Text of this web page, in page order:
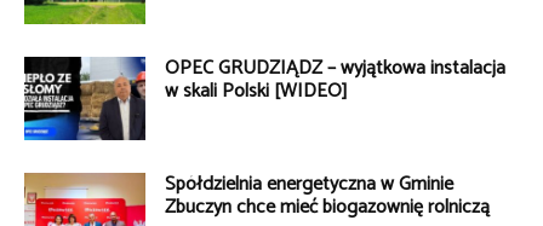
OPEC GRUDZIĄDZ – wyjątkowa instalacja
w skali Polski [WIDEO]
Spółdzielnia energetyczna w Gminie
Zbuczyn chce mieć biogazownię rolniczą